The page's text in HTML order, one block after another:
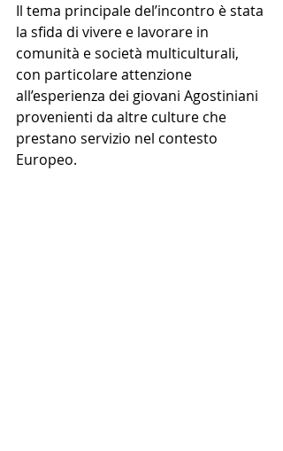
Il tema principale del’incontro è stata
la sfida di vivere e lavorare in
comunità e società multiculturali,
con particolare attenzione
all’esperienza dei giovani Agostiniani
provenienti da altre culture che
prestano servizio nel contesto
Europeo.